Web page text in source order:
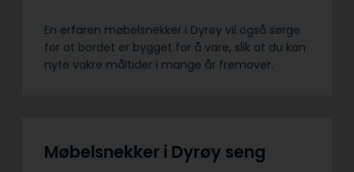
En erfaren møbelsnekker i Dyrøy vil også sørge
for at bordet er bygget for å vare, slik at du kan
nyte vakre måltider i mange år fremover.
Møbelsnekker i Dyrøy seng